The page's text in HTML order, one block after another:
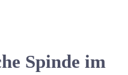
Spinde im